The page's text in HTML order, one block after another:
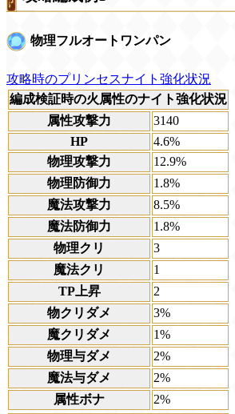
物理フルオートワンパン
攻略時のプリンセスナイト強化状況
編成検証時の火属性のナイト強化状況
属性攻撃力
3140
HP
4.6%
物理攻撃力
12.9%
物理防御力
1.8%
魔法攻撃力
8.5%
魔法防御力
1.8%
物理クリ
3
魔法クリ
1
TP上昇
2
物クリダメ
3%
魔クリダメ
1%
物理与ダメ
2%
魔法与ダメ
2%
属性ボナ
2%